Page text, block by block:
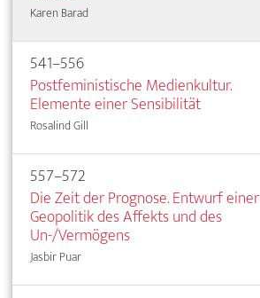
Karen Barad
541–556
Postfeministische Medienkultur.
Elemente einer Sensibilität
Rosalind Gill
557–572
Die Zeit der Prognose. Entwurf einer
Geopolitik des Affekts und des
Un-/Vermögens
Jasbir Puar